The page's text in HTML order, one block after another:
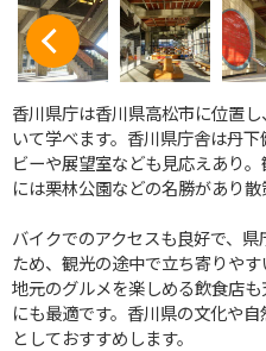
香川県庁は香川県高松市に位置
いて学べます。香川県庁舎は丹
ビーや展望室なども見応えあり
には栗林公園などの名勝があり散
バイクでのアクセスも良好で、
ため、観光の途中で立ち寄りや
地元のグルメを楽しめる飲食店
にも最適です。香川県の文化や
としておすすめします。